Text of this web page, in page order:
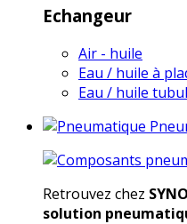
Echangeur
Air - huile
Eau / huile à
Eau / huile
Retrouvez chez
solution